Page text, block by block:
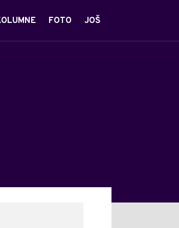
FOTO JOŠ